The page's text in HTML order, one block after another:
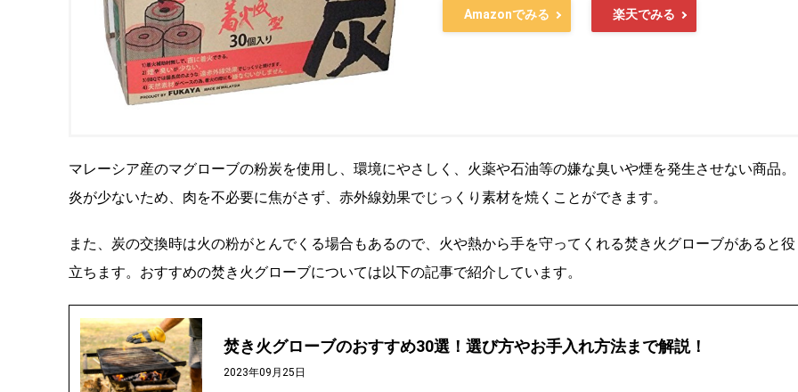
Amazonでみる 楽天でみる
マレーシア産のマグローブの粉炭を使用し、環境にやさしく、火薬や石油等の嫌な臭いや煙を発生させない商品。
炎が少ないため、肉を不必要に焦がさず、赤外線効果でじっくり素材を焼くことができます。
また、炭の交換時は火の粉がとんでくる場合もあるので、火や熱から手を守ってくれる焚き火グローブがあると役
立ちます。おすすめの焚き火グローブについては以下の記事で紹介しています。
焚き火グローブのおすすめ30選！選び方やお手入れ方法まで解説！
2023年09月25日